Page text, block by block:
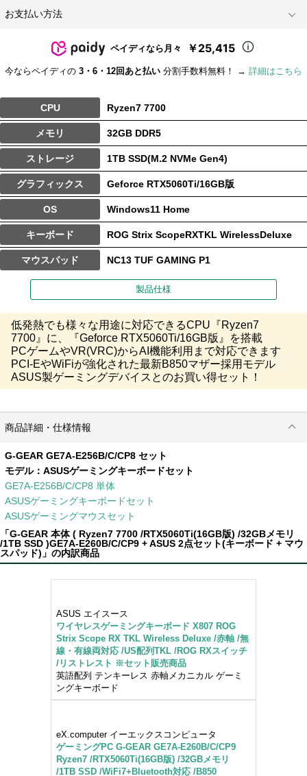
お支払い方法
ペイディなら月々 ￥25,415
今ならペイディの 3・6・12回あと払い 分割手数料無料！ → 詳細はこちら
CPU Ryzen7 7700
メモリ 32GB DDR5
ストレージ 1TB SSD(M.2 NVMe Gen4)
グラフィックス Geforce RTX5060Ti/16GB版
OS Windows11 Home
キーボード ROG Strix ScopeRXTKL WirelessDeluxe
マウスパッド NC13 TUF GAMING P1
製品仕様
低発熱でも様々な用途に対応できるCPU『Ryzen7
7700』に、『Geforce RTX5060Ti/16GB版』を搭載
PCゲームやVR(VRC)からAI機能利用まで対応できます
PCI-EやWiFiが強化された最新B850マザー採用モデル
ASUS製ゲーミングデバイスとのお買い得セット！
商品詳細・仕様情報
G-GEAR GE7A-E256B/C/CP8 セット
モデル：ASUSゲーミングキーボードセット
GE7A-E256B/C/CP8 単体
ASUSゲーミングキーボードセット
ASUSゲーミングマウスセット
「G-GEAR 本体 ( Ryzen7 7700 /RTX5060Ti(16GB版) /32GBメモリ
/1TB SSD )GE7A-E260B/C/CP9 + ASUS 2点セット(キーボード + マウ
スパッド)」の内訳商品
ASUS エイスース
ワイヤレスゲーミングキーボード X807 ROG
Strix Scope RX TKL Wireless Deluxe /赤軸 /無
線・有線両対応 /US配列TKL /ROG RXスイッチ
/リストレスト ※セット販売商品
英語配列 テンキーレス 赤軸メカニカル ゲーミ
ングキーボード
eX.computer イーエックスコンピュータ
ゲーミングPC G-GEAR GE7A-E260B/C/CP9
Ryzen7 /RTX5060Ti(16GB版) /32GBメモリ
/1TB SSD /WiFi7+Bluetooth対応 /B850